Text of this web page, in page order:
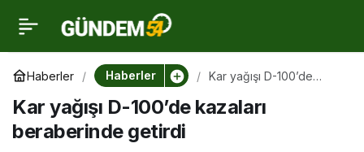
Haberler Haberler
Kar yağışı D-100’de
getirdi
Kar yağışı D-100’de kazaları
beraberinde getirdi
Kar yağışı D-100’de
kazaları beraberinde
getirdi